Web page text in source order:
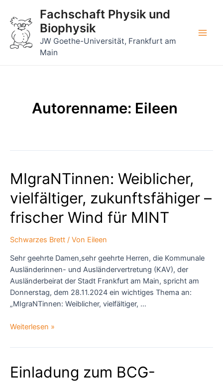
Inhalt
springen
Fachschaft Physik und
Biophysik
JW Goethe-Universität, Frankfurt am
Main
Autorenname: Eileen
MIgraNTinnen: Weiblicher,
vielfältiger, zukunftsfähiger –
frischer Wind für MINT
Schwarzes Brett / Von Eileen
Sehr geehrte Damen,sehr geehrte Herren, die Kommunale
Ausländerinnen- und Ausländervertretung (KAV), der
Ausländerbeirat der Stadt Frankfurt am Main, spricht am
Donnerstag, dem 28.11.2024 ein wichtiges Thema an:
„MIgraNTinnen: Weiblicher, vielfältiger, …
MIgraNTinnen:
vielfältiger,
–
Weiterlesen »
Einladung zum BCG-